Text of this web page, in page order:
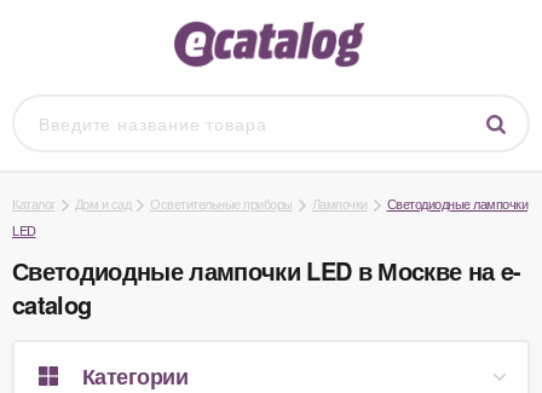
Каталог Дом и сад Осветительные приборы Лампочки
Светодиодные лампочки
LED
Светодиодные лампочки LED в Москве на e-
catalog
Категории